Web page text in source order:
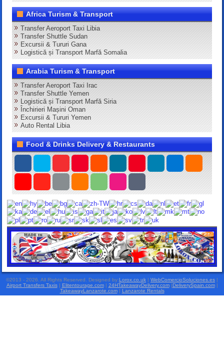
Africa Turism & Transport
Transfer Aeroport Taxi Libia
Transfer Shuttle Sudan
Excursii & Tururi Gana
Logistică și Transport Marfă Somalia
Arabia Turism & Transport
Transfer Aeroport Taxi Irac
Transfer Shuttle Yemen
Logistică și Transport Marfă Siria
Închirieri Mașini Oman
Excursii & Tururi Yemen
Auto Rental Libia
Food & Drinks Delivery & Restaurants
©2013 - 2026. All Rights Reserved. Designed by:Lorox.co.uk WebComercioSoluciones.es
Airport Transfers Taxis| Elitentourage.com| 24HTakeawayDelivery.com| DeliverySpain.com|
TakeawayLanzarote.com| Lanzarote Rentals